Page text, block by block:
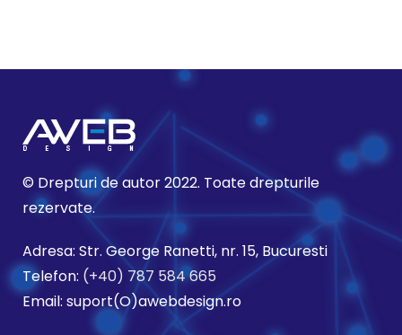
© Drepturi de autor 2022. Toate drepturile
rezervate.
Adresa: Str. George Ranetti, nr. 15, Bucuresti
Telefon: (+40) 787 584 665
Email: suport(O)awebdesign.ro